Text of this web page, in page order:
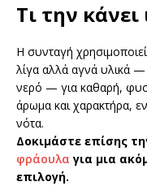
Τι την κάνει
Η συνταγή
λίγα αλλά αγνά υλικά —
νερό — για καθαρή,
άρωμα και χαρακτήρα,
νότα.
Δοκιμάστε επίσης
φράουλα για μια
επιλογή.